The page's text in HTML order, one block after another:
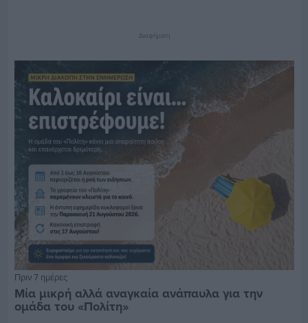
Διαφήμιση
Πριν 7 ημέρες
Μία μικρή αλλά αναγκαία ανάπαυλα για την
ομάδα του «Πολίτη»